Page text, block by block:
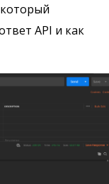
API и как